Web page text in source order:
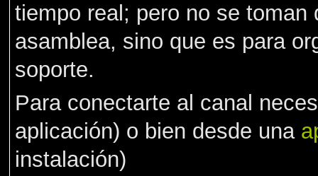
tiempo real; pero no se
asamblea, sino que es para
soporte.
Para conectarte al canal
aplicación) o bien desde una
instalación)